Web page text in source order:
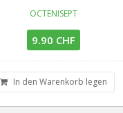
OCTENISEPT
9.90 CHF
In den Warenkorb legen